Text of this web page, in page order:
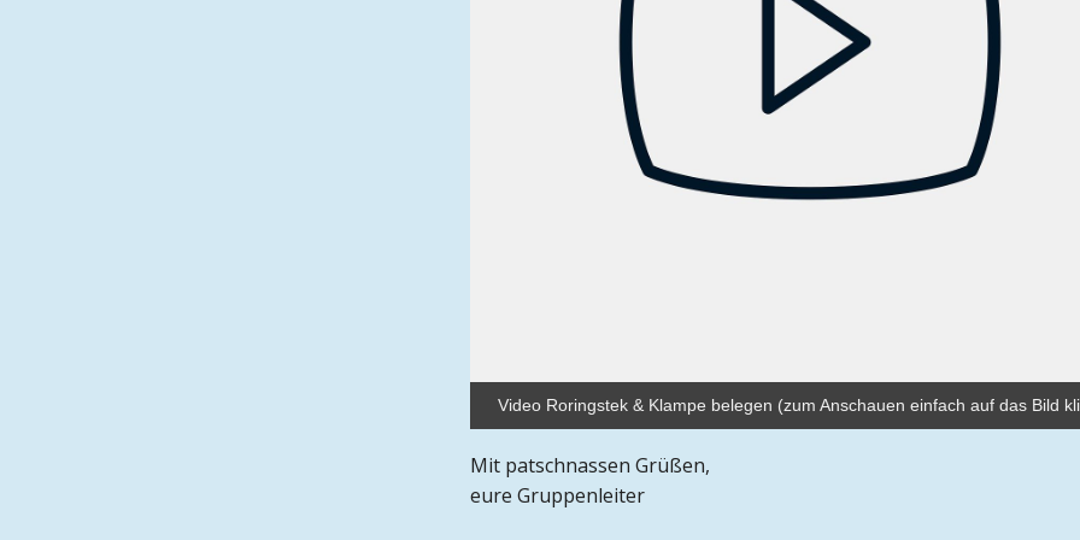
Video Roringstek & Klampe belegen (zum Anschauen einfach auf das Bild
Mit patschnassen Grüßen,
eure Gruppenleiter